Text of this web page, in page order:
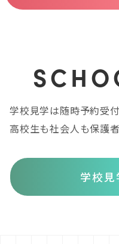
学校見学は随時予約受付
高校生も社会人も保護
学校見